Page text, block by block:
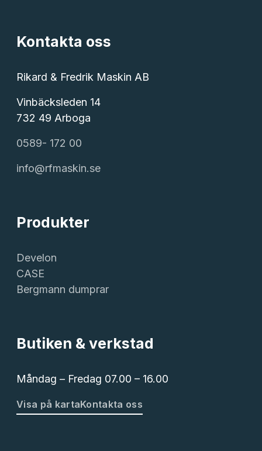
Kontakta oss
Rikard & Fredrik Maskin AB
Vinbäcksleden 14
732 49 Arboga
0589- 172 00
info@rfmaskin.se
Produkter
Develon
CASE
Bergmann dumprar
Butiken & verkstad
Måndag – Fredag 07.00 – 16.00
Visa på kartaKontakta oss